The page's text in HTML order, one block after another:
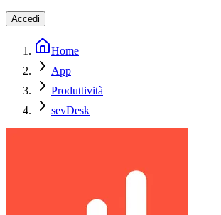
Accedi
Home
App
Produttività
sevDesk